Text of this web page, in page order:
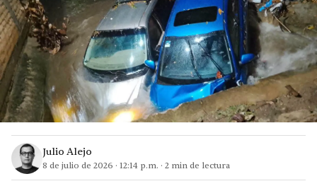
Julio Alejo
8 de julio de 2026 · 12:14 p.m. · 2 min de lectura